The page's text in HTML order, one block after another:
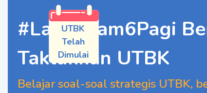
#LaskarJam6Pagi
Taklukkan UTBK
Belajar soal-soal strategis UTBK,
UTBK
Telah
Dimulai